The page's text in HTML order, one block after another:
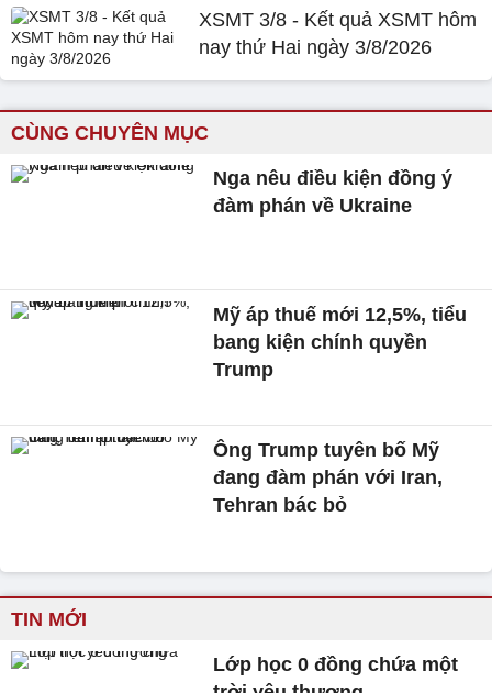
XSMT 3/8 - Kết quả XSMT hôm
nay thứ Hai ngày 3/8/2026
CÙNG CHUYÊN MỤC
Nga nêu điều kiện đồng ý
đàm phán về Ukraine
Mỹ áp thuế mới 12,5%, tiểu
bang kiện chính quyền
Trump
Ông Trump tuyên bố Mỹ
đang đàm phán với Iran,
Tehran bác bỏ
TIN MỚI
Lớp học 0 đồng chứa một